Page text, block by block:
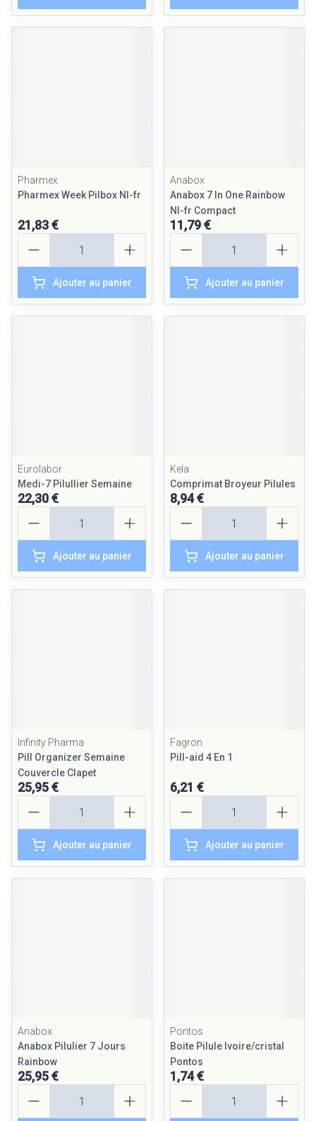
Pharmex
Pharmex Week Pilbox Nl-fr
21,83 €
Ajouter au panier
Anabox
Anabox 7 In One Rainbow
Nl-fr Compact
11,79 €
Ajouter au panier
Eurolabor
Medi-7 Pilullier Semaine
22,30 €
Ajouter au panier
Kela
Comprimat Broyeur Pilules
8,94 €
Ajouter au panier
Infinity Pharma
Pill Organizer Semaine
Couvercle Clapet
25,95 €
Ajouter au panier
Fagron
Pill-aid 4 En 1
6,21 €
Ajouter au panier
Anabox
Anabox Pilulier 7 Jours
Rainbow
25,95 €
Pontos
Boite Pilule Ivoire/cristal
Pontos
1,74 €